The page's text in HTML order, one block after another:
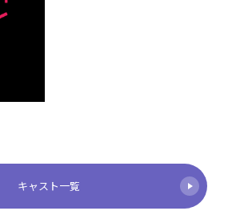
キャスト一覧